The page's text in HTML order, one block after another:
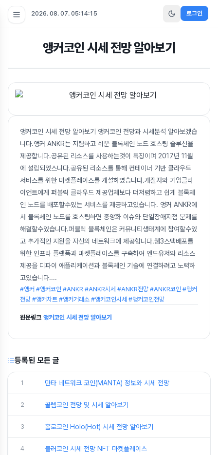
2026. 08. 07. 05:14:15 로그인
앵커코인 시세 전망 알아보기
앵커코인 시세 전망 알아보기 앵커코인 전망과 시세분석 알아보겠습
니다.앵커 ANKR는 저렴하고 쉬운 블록체인 노드 호스팅 솔루션을
제공합니다.공유된 리소스를 사용하는것이 특징이며 2017년 11월
에 설립되었스니다.공유된 리소스를 통해 컨테이너 기반 클라우드
서비스를 위한 마켓플레이스를 개설하였습니다.개잘자와 기업클라
이언트에게 퍼블릭 클라우드 제공업체보다 더저렴하고 쉽게 블록체
인 노드를 배포할수있는 서비스를 제공하고있습니다. 앵커 ANKR에
서 블록체인 노드를 호스팅하면 중앙화 이슈와 단일장애지점 문제를
해결할수있습니다.퍼블릭 블록체인은 커뮤니티생태계에 참여할수있
고 추가적인 지원을 자신의 네트워크에 제공합니다.웹3스택배포를
위한 인프라 플랫폼과 마켓플레이스를 구축하여 엔드유저와 리소스
제공을 디파이 애플리케이션과 블록체인 기술에 연결하려고 노력하
고있습니다....
#앵커 #앵커코인 #ANKR #ANKR시세 #ANKR전망 #ANKR코인 #앵커
전망 #앵커차트 #앵커거래소 #앵커코인시세 #앵커코인전망
원문링크 앵커코인 시세 전망 알아보기
등록된 모든 글
1 만타 네트워크 코인(MANTA) 정보와 시세 전망
2 골렘코인 전망 및 시세 알아보기
3 홀로코인 Holo(Hot) 시세 전망 알아보기
4 블러코인 시세 전망 NFT 마켓플레이스